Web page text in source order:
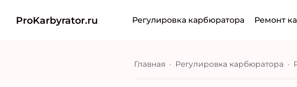
ProKarbyrator.ru Регулировка карбюратора Ремонт
Главная Регулировка карбюратора